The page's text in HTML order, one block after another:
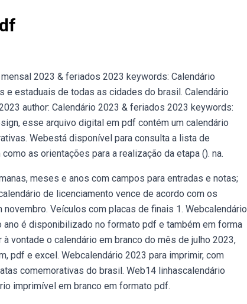
2023 & feriados 2023 keywords: Calendário
estaduais de todas as cidades do brasil. Calendário
author: Calendário 2023 & feriados 2023 keywords:
esse arquivo digital em pdf contém um calendário
Webestá disponível para consulta a lista de
as orientações para a realização da etapa (). na.
meses e anos com campos para entradas e notas;
de licenciamento vence de acordo com os
Veículos com placas de finais 1. Webcalendário
é disponibilizado no formato pdf e também em forma
vontade o calendário em branco do mês de julho 2023,
pdf e excel. Webcalendário 2023 para imprimir, com
comemorativas do brasil. Web14 linhascalendário
imprimível em branco em formato pdf.